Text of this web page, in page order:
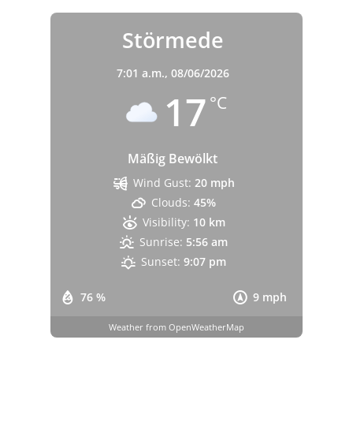
Störmede
7:01 a.m., 08/06/2026
17 °C
Mäßig Bewölkt
76 % 9 mph
Wind Gust: 20 mph
Clouds: 45%
Visibility: 10 km
Sunrise: 5:56 am
Sunset: 9:07 pm
Weather from OpenWeatherMap